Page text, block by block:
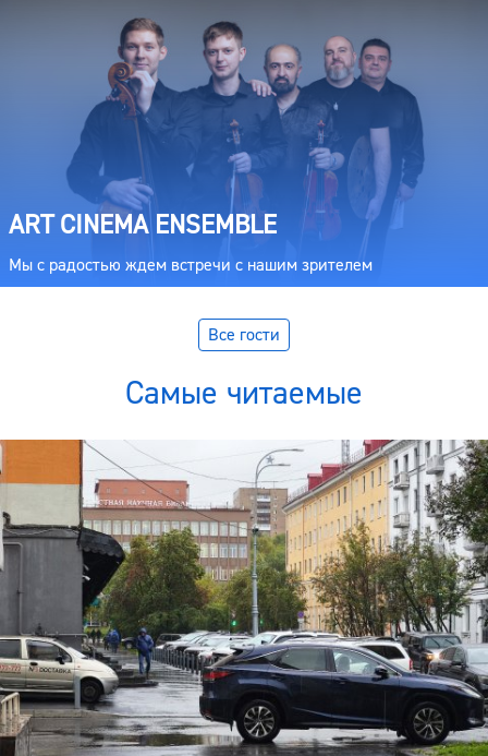
ART CINEMA ENSEMBLE
Мы с радостью ждем встречи с нашим зрителем
Все гости
Самые читаемые